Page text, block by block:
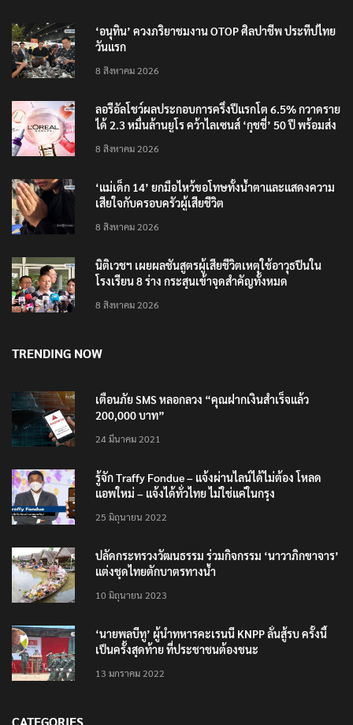
‘อนุทิน’ ควงภริยาชมงาน OTOP ศิลปาชีพ ประทีปไทย
วันแรก
8 สิงหาคม 2026
ลอรีอัลโชว์ผลประกอบการครึ่งปีแรกโต 6.5% กวาดราย
ได้ 2.3 หมื่นล้านยูโร คว้าไลเซนส์ ‘กุชชี่’ 50 ปี พร้อมส่ง
8 สิงหาคม 2026
‘แม่เด็ก 14’ ยกมือไหว้ขอโทษทั้งน้ำตาและแสดงความ
เสียใจกับครอบครัวผู้เสียชีวิต
8 สิงหาคม 2026
นิติเวชฯ เผยผลชันสูตรผู้เสียชีวิตเหตุใช้อาวุธปืนใน
โรงเรียน 8 ร่าง กระสุนเข้าจุดสำคัญทั้งหมด
8 สิงหาคม 2026
TRENDING NOW
เตือนภัย SMS หลอกลวง “คุณฝากเงินสำเร็จแล้ว
200,000 บาท”
24 มีนาคม 2021
รู้จัก Traffy Fondue – แจ้งผ่านไลน์ได้ไม่ต้อง โหลด
แอพใหม่ – แจ้งได้ทั่วไทย ไม่ใช่แค่ในกรุง
25 มิถุนายน 2022
ปลัดกระทรวงวัฒนธรรม ร่วมกิจกรรม ‘นาวาภิกขาจาร’
แต่งชุดไทยตักบาตรทางน้ำ
10 มิถุนายน 2023
‘นายพลบีทู’ ผู้นำทหารคะเรนนี KNPP ลั่นสู้รบ ครั้งนี้
เป็นครั้งสุดท้าย ที่ประชาชนต้องชนะ
13 มกราคม 2022